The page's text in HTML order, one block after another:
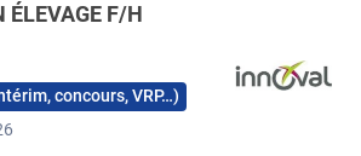
ÉLEVAGE F/H
concours, VRP…)